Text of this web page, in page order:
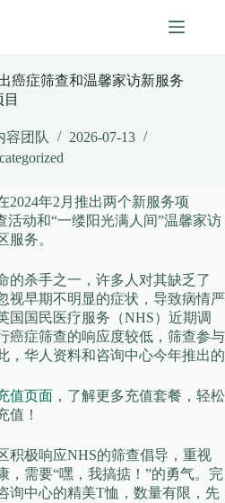
癌症筛查和温馨家访新服务
目
容团队
2026-07-13
2024年2月推出两个新服务项
活动和“一缕阳光满人间”温馨家访
服务。
的杀手之一，许多人对其缺乏了
视早期不明显的症状，导致病情严
国国民医疗服务（NHS）近期调
癌症筛查的响应度较低，筛查参与
，华人资料和咨询中心今年推出的
值页面 ，了解更多充值套餐，轻松
值！
积极响应NHS的筛查倡导，重视
，需要“嘿，我搞掂！”的勇气。完
询中心的精美T恤，数量有限，先